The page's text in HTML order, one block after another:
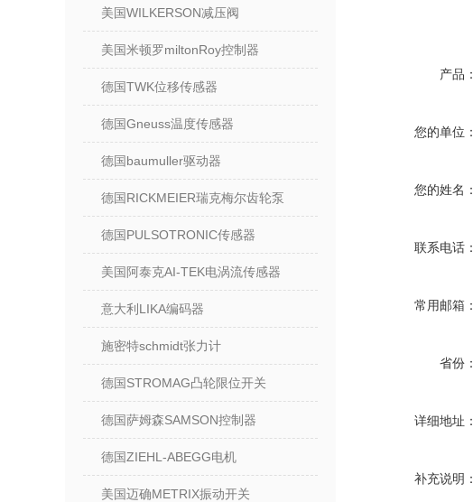
美国WILKERSON减压阀
美国米顿罗miltonRoy控制器
德国TWK位移传感器
德国Gneuss温度传感器
德国baumuller驱动器
德国RICKMEIER瑞克梅尔齿轮泵
德国PULSOTRONIC传感器
美国阿泰克AI-TEK电涡流传感器
意大利LIKA编码器
施密特schmidt张力计
德国STROMAG凸轮限位开关
德国萨姆森SAMSON控制器
德国ZIEHL-ABEGG电机
美国迈确METRIX振动开关
产品：
您的单位：
您的姓名：
联系电话：
常用邮箱：
省份：
详细地址：
补充说明：